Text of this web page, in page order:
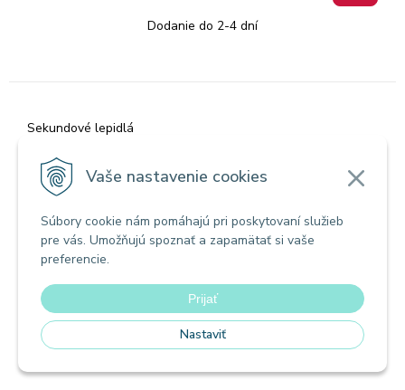
Vaše nastavenie cookies
Súbory cookie nám pomáhajú pri poskytovaní služieb
pre vás. Umožňujú spoznať a zapamätať si vaše
preferencie.
Prijať
Nastaviť
Dodanie do 2-4 dní
Sekundové lepidlá